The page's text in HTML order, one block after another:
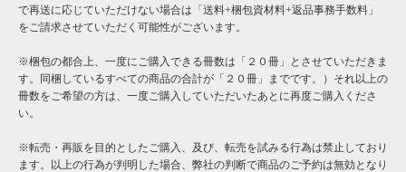
で再送に応じていただけない場合は「送料+梱包資材料+返品事務手数料」
をご請求させていただく可能性がございます。
※梱包の都合上、一度にご購入できる冊数は「２０冊」とさせていただきま
す。同梱しているすべての商品の合計が「２０冊」までです。）それ以上の
冊数をご希望の方は、一度ご購入していただいたあとに再度ご購入くださ
い。
※転売・再販を目的としたご購入、及び、転売を試みる行為は禁止しており
ます。以上の行為が判明した場合、弊社の判断で商品のご予約は無効となり